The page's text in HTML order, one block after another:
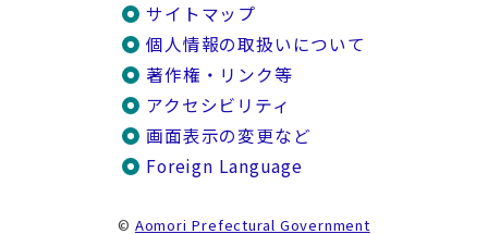
サイトマップ
個人情報の取扱いについて
著作権・リンク等
アクセシビリティ
画面表示の変更など
Foreign Language
© Aomori Prefectural Government